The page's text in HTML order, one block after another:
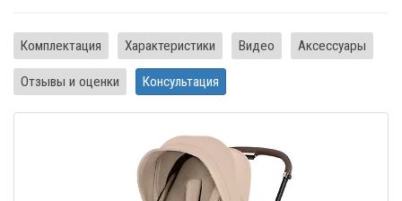
Комплектация Характеристики Видео Аксессуары
Отзывы и оценки Консультация